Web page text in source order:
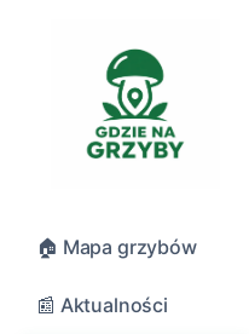
🏠 Mapa grzybów
📰 Aktualności